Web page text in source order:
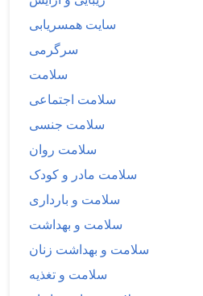
سایت همسریابی
سرگرمی
سلامت
سلامت اجتماعی
سلامت جنسی
سلامت روان
سلامت مادر و کودک
سلامت و بارداری
سلامت و بهداشت
سلامت و بهداشت زنان
سلامت و تغذیه